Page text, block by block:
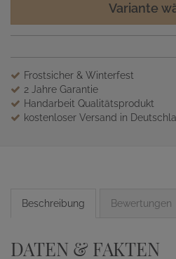
Variante
Frostsicher & Winterfest
2 Jahre Garantie
Handarbeit Qualitätsprodukt
kostenloser Versand in
Beschreibung Bewertungen
DATEN & FAKTEN